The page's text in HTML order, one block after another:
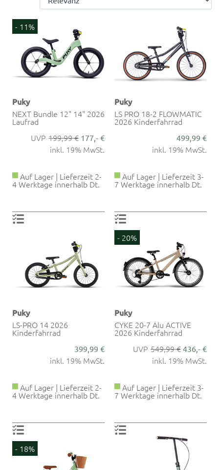
- 11%
Puky
NEXT Bundle 12" 14" 2026
Laufrad
199,99 € 177,- €
inkl. 19% MwSt.
Auf Lager | Lieferzeit 2-
4 Werktage innerhalb Dt.
Puky
LS PRO 18-2 FLOWMATIC
2026 Kinderfahrrad
499,99 €
inkl. 19% MwSt.
Auf Lager | Lieferzeit 3-
7 Werktage innerhalb Dt.
Puky
LS-PRO 14 2026
Kinderfahrrad
399,99 €
inkl. 19% MwSt.
Auf Lager | Lieferzeit 2-
4 Werktage innerhalb Dt.
- 20%
Puky
CYKE 20-7 Alu ACTIVE
2026 Kinderfahrrad
549,99 € 436,- €
inkl. 19% MwSt.
Auf Lager | Lieferzeit 3-
7 Werktage innerhalb Dt.
- 18%